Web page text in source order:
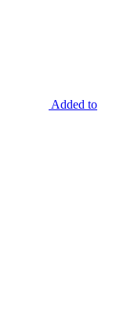
Added to